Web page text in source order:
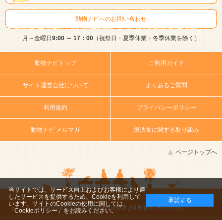
動物ナビへのお問い合わせ
月～金曜日9:00 ～ 17：00（祝祭日・夏季休業・冬季休業を除く）
動物ナビトップ ご利用ガイド
サイト運営会社について よくあるご質問
利用規約 プライバシーポリシー
動物ナビ メルマガ 療法食に関する取り組み
ページトップへ
copyright (c) 2014 DoubutsuNavi ,All Rights Reserved.
当サイトでは、サービス向上およびお客様により適
したサービスを提供するため、Cookieを利用して
います。サイトのCookieの使用に関しては、
「Cookieポリシー」 をお読みください。
承諾する